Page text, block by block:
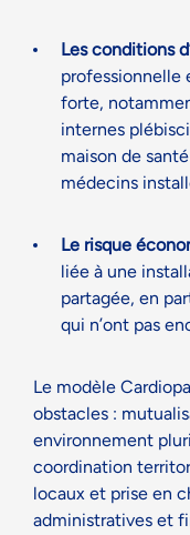
Les conditions
professionnelle
forte,
internes
maison de
médecins
Le risque
liée à une
partagée, en
qui n’ont pas
Le modèle
obstacles :
environnement
coordination
locaux et prise en
administratives et